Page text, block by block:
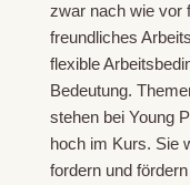
zwar nach wie vor
freundliches
flexible
Bedeutung.
stehen bei Young
hoch im Kurs. Sie
fordern und